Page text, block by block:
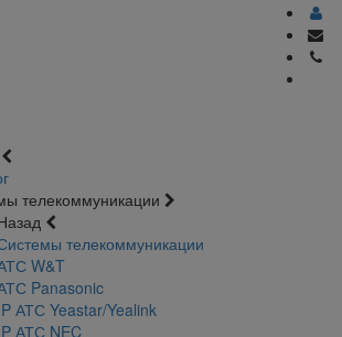
телекоммуникации
телекоммуникации
W&T
Panasonic
АТС Yeastar/Yealink
АТС NEC